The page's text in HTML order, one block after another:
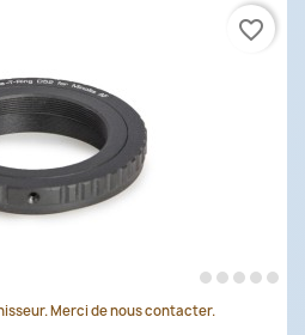
Merci de nous contacter.
favorite_border